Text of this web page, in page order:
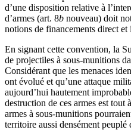
d’une disposition relative à
d’armes (art. 8b nouveau) doit
notions de financements direct et
En signant cette convention, la
de projectiles à sous-munitions
Considérant que les menaces
ont évolué et qu’une attaque
aujourd’hui hautement
destruction de ces armes est tout
armes à sous-munitions
territoire aussi densément peuplé